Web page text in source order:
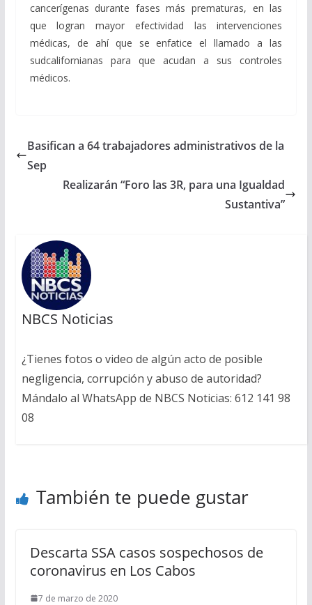
cancerígenas durante fases más prematuras, en las
que logran mayor efectividad las intervenciones
médicas, de ahí que se enfatice el llamado a las
sudcalifornianas para que acudan a sus controles
médicos.
Basifican a 64 trabajadores administrativos de la
Sep
Realizarán “Foro las 3R, para una Igualdad
Sustantiva”
NBCS Noticias
¿Tienes fotos o video de algún acto de posible
negligencia, corrupción y abuso de autoridad?
Mándalo al WhatsApp de NBCS Noticias: 612 141 98
08
También te puede gustar
Descarta SSA casos sospechosos de
coronavirus en Los Cabos
7 de marzo de 2020